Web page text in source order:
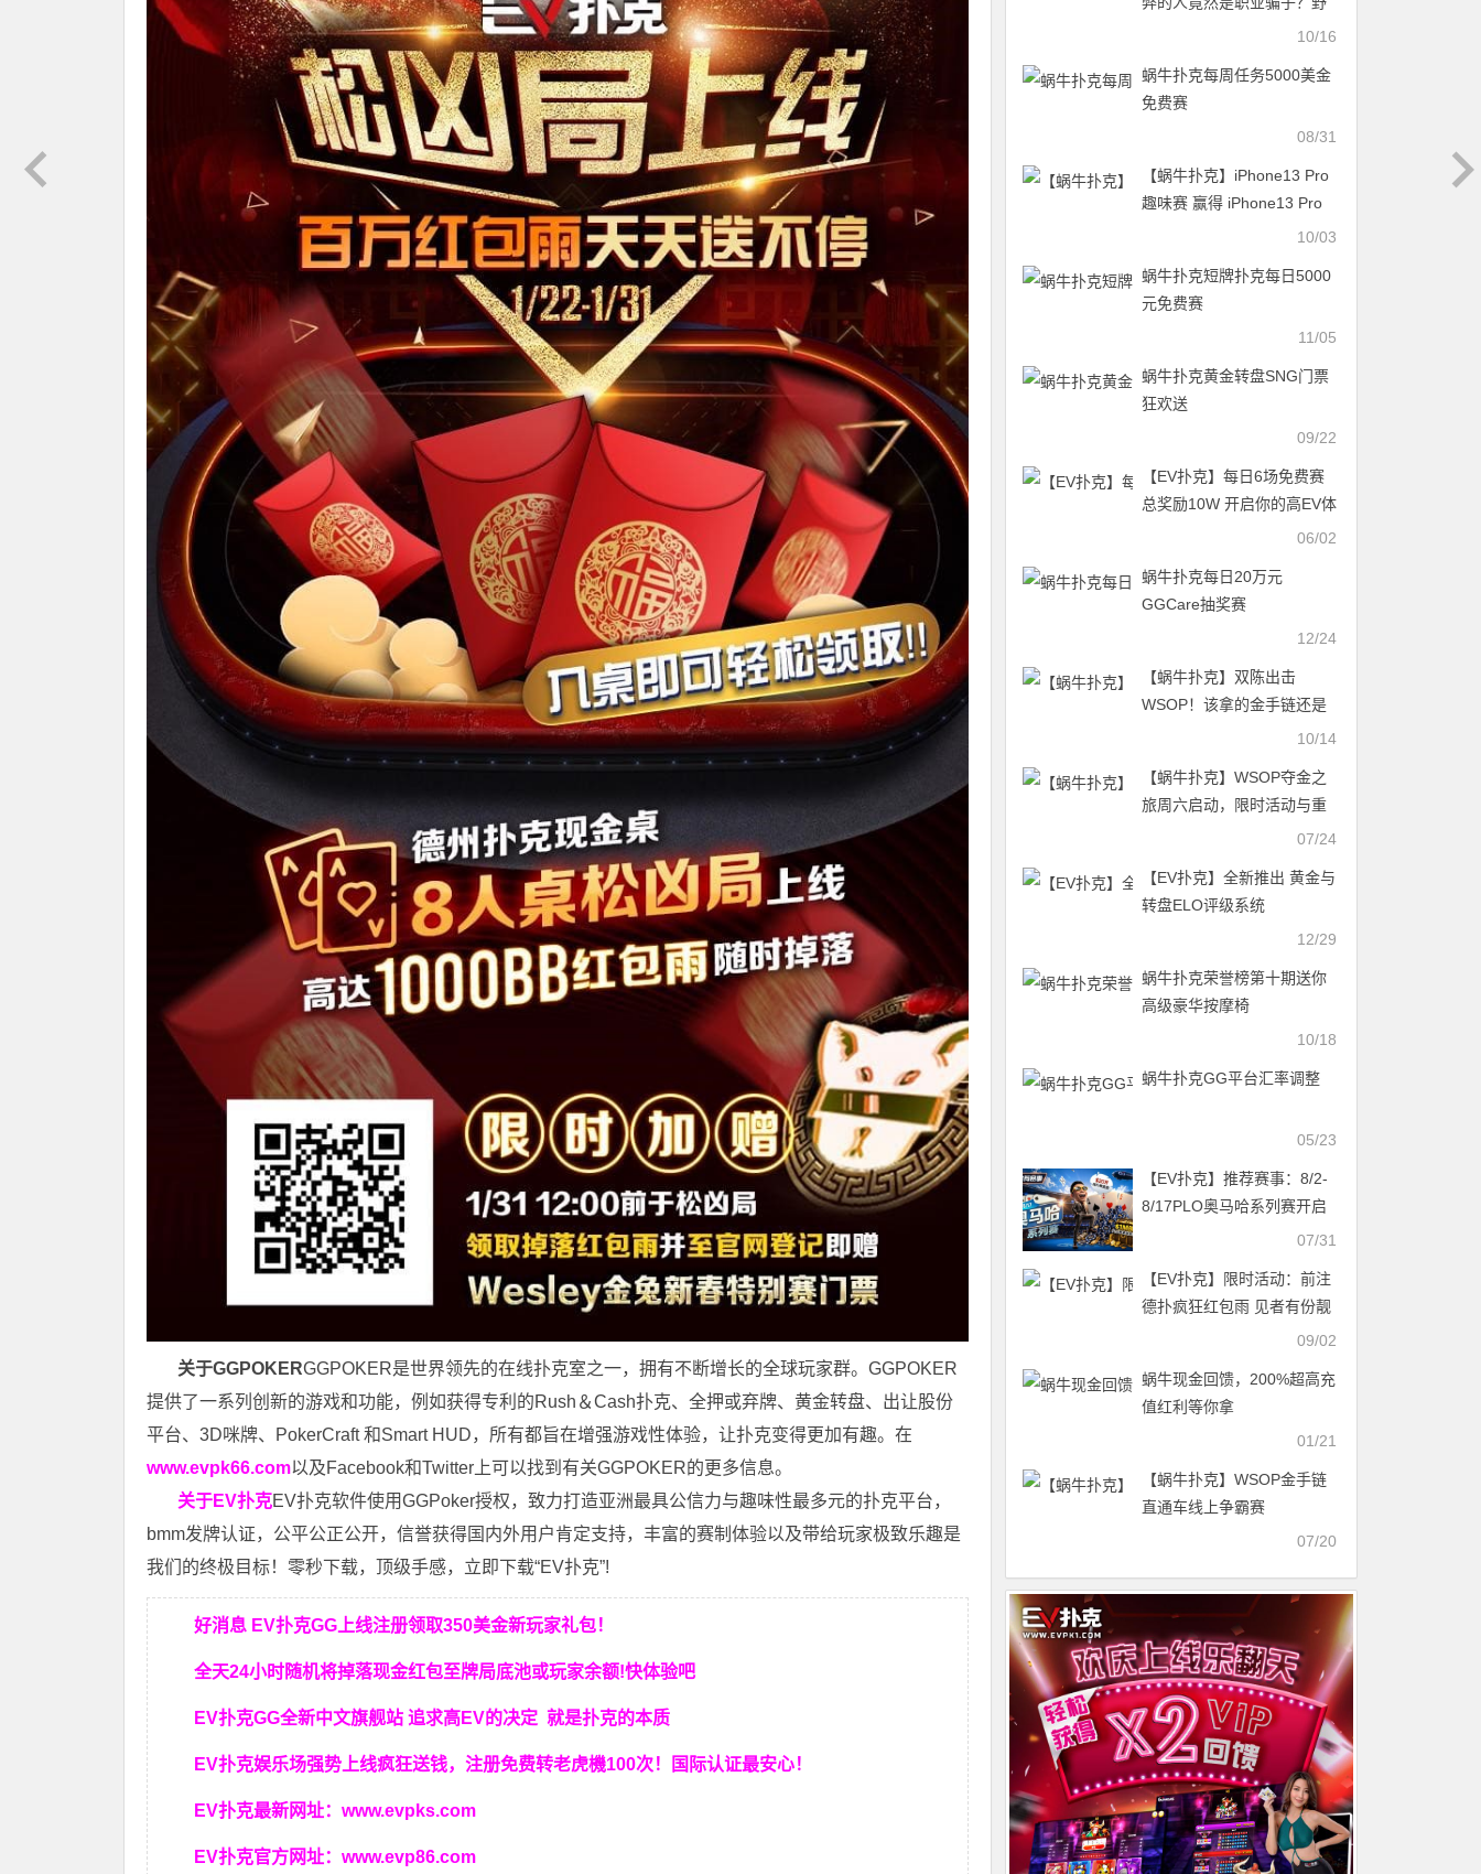
关于GGPOKERGGPOKER是世界领先的在线扑克室之一，拥有不断增长的全球玩家群。GGPOKER
提供了一系列创新的游戏和功能，例如获得专利的Rush＆Cash扑克、全押或弃牌、黄金转盘、出让股份
平台、3D咪牌、PokerCraft 和Smart HUD，所有都旨在增强游戏性体验，让扑克变得更加有趣。在
www.evpk66.com以及Facebook和Twitter上可以找到有关GGPOKER的更多信息。
关于EV扑克EV扑克软件使用GGPoker授权，致力打造亚洲最具公信力与趣味性最多元的扑克平台，
bmm发牌认证，公平公正公开，信誉获得国内外用户肯定支持，丰富的赛制体验以及带给玩家极致乐趣是
我们的终极目标！零秒下载，顶级手感，立即下载“EV扑克”!
好消息 EV扑克GG上线注册领取350美金新玩家礼包！
全天24小时随机将掉落现金红包至牌局底池或玩家余额!快体验吧
EV扑克GG全新中文旗舰站 追求高EV的决定 就是扑克的本质
EV扑克娱乐场强势上线疯狂送钱，注册免费转老虎機100次！国际认证最安心！
EV扑克最新网址： www.evpks.com
EV扑克官方网址： www.evp86.com
10/16
蜗牛扑克每周任务5000美金
免费赛
08/31
【蜗牛扑克】iPhone13 Pro
趣味赛 赢得 iPhone13 Pro
10/03
蜗牛扑克短牌扑克每日5000
元免费赛
11/05
蜗牛扑克黄金转盘SNG门票
狂欢送
09/22
【EV扑克】每日6场免费赛
总奖励10W 开启你的高EV体
06/02
蜗牛扑克每日20万元
GGCare抽奖赛
12/24
【蜗牛扑克】双陈出击
WSOP！该拿的金手链还是
不能少 小孩子才做选择 线上
10/14
【蜗牛扑克】​WSOP夺金之
旅周六启动，限时活动与重
07/24
【EV扑克】全新推出 黄金与
转盘ELO评级系统
12/29
蜗牛扑克荣誉榜第十期送你
高级豪华按摩椅
10/18
蜗牛扑克GG平台汇率调整
05/23
【EV扑克】推荐赛事：8/2-
8/17PLO奥马哈系列赛开启
｜多场神秘赏金赛事与排行
07/31
【EV扑克】限时活动：前注
德扑疯狂红包雨 见者有份靓
09/02
蜗牛现金回馈，200%超高充
值红利等你拿
01/21
【蜗牛扑克】WSOP金手链
直通车线上争霸赛
07/20